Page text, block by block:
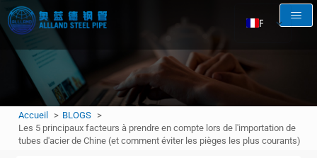
Accueil
BLOGS
Les 5 principaux facteurs à prendre en compte lors de l'importation de
tubes d'acier de Chine (et comment éviter les pièges les plus courants)